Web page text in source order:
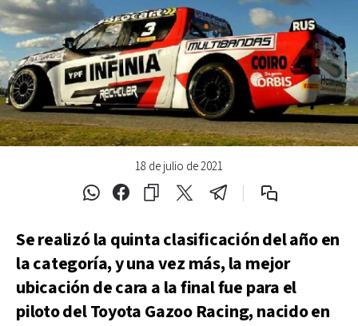
18 de julio de 2021
Se realizó la quinta clasificación del año en
la categoría, y una vez más, la mejor
ubicación de cara a la final fue para el
piloto del Toyota Gazoo Racing, nacido en